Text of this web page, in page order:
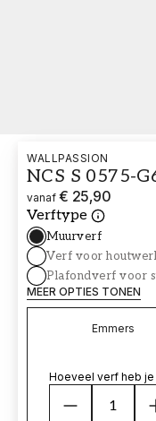
WALLPASSION
NCS S 0575-
vanaf € 25,90
Verftype
Muurverf
Verf voor
Plafondverf voor
MEER OPTIES TONEN
Emmers
Hoeveel verf heb je